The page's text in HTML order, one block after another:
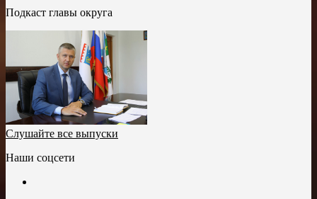
Подкаст главы округа
Слушайте все выпуски
Наши соцсети